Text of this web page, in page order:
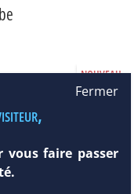
Fermer
vous faire passer